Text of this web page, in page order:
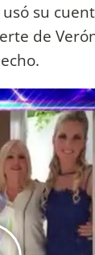
su
de